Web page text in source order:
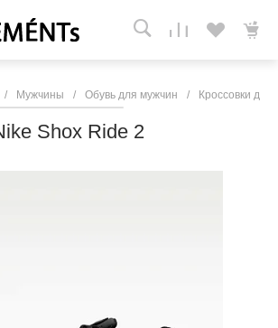
/ Мужчины / Обувь для мужчин / Кроссовки для
Shox Ride 2